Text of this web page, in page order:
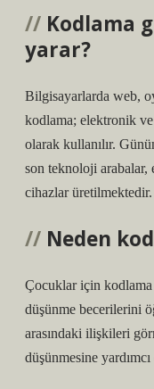
Kodlama
yarar?
Bilgisayarlarda web,
kodlama; elektronik
olarak kullanılır.
son teknoloji
cihazlar üretilmektedir.
Neden
Çocuklar için
düşünme becerilerini
arasındaki ilişkileri
düşünmesine